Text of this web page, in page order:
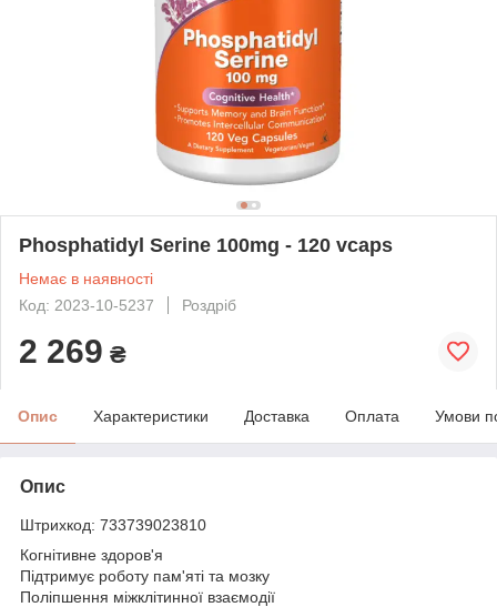
Phosphatidyl Serine 100mg - 120 vcaps
Немає в наявності
Код: 2023-10-5237
Роздріб
2 269 ₴
Опис Характеристики Доставка Оплата Умови
Опис
Штрихкод: 733739023810
Когнітивне здоров'я
Підтримує роботу пам'яті та мозку
Поліпшення міжклітинної взаємодії